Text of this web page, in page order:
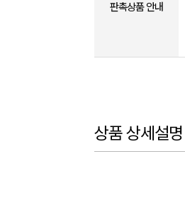
판촉상품 안내
상품 상세설명